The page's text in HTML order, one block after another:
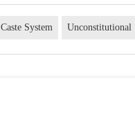
Caste System Unconstitutional